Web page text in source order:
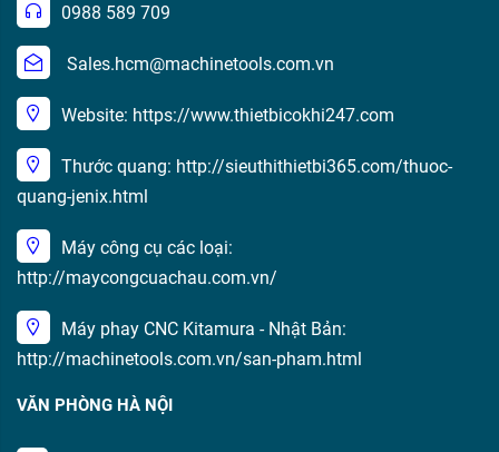
0988 589 709
Sales.hcm@machinetools.com.vn
Website: https://www.thietbicokhi247.com
Thước quang: http://sieuthithietbi365.com/thuoc-
quang-jenix.html
Máy công cụ các loại:
http://maycongcuachau.com.vn/
Máy phay CNC Kitamura - Nhật Bản:
http://machinetools.com.vn/san-pham.html
VĂN PHÒNG HÀ NỘI